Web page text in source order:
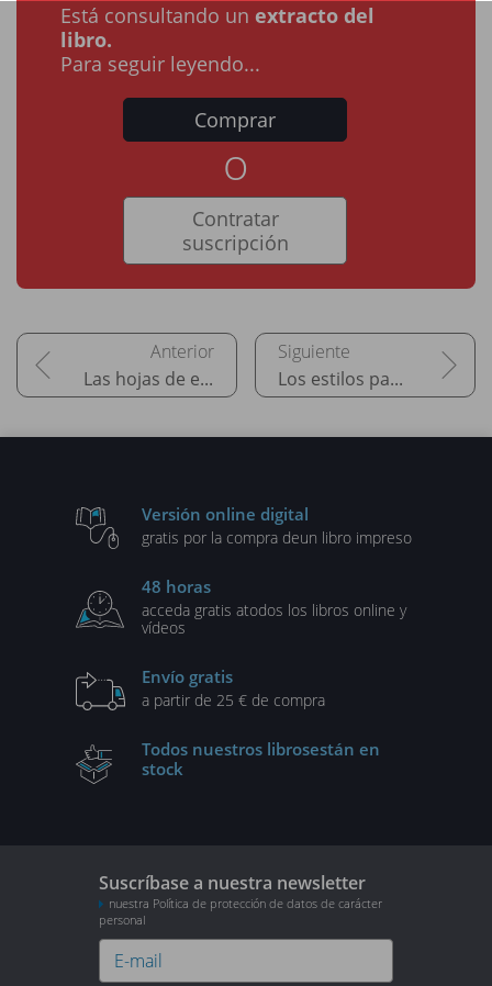
Está consultando un extracto del
libro.
Para seguir leyendo...
Comprar
o
Contratar
suscripción
Las hojas de estilo Los estilos para las cajas
Versión online digital
gratis por la compra deun libro impreso
48 horas
acceda gratis atodos los libros online y
vídeos
Envío gratis
a partir de 25 € de compra
Todos nuestros librosestán en
stock
Suscríbase a nuestra newsletter
nuestra Política de protección de datos de carácter
personal